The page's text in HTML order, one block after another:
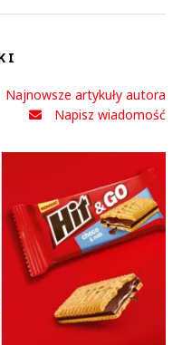
Najnowsze artykuły autora
Napisz wiadomość